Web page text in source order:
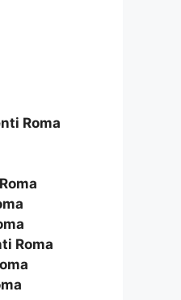
Roma
Roma